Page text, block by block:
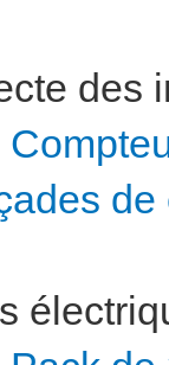
des
de